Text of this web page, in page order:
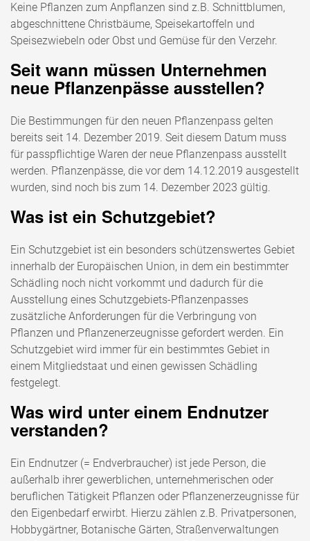
Keine Pflanzen zum Anpflanzen sind z.B. Schnittblumen,
abgeschnittene Christbäume, Speisekartoffeln und
Speisezwiebeln oder Obst und Gemüse für den Verzehr.
Seit wann müssen Unternehmen
neue Pflanzenpässe ausstellen?
Die Bestimmungen für den neuen Pflanzenpass gelten
bereits seit 14. Dezember 2019. Seit diesem Datum muss
für passpflichtige Waren der neue Pflanzenpass ausstellt
werden. Pflanzenpässe, die vor dem 14.12.2019 ausgestellt
wurden, sind noch bis zum 14. Dezember 2023 gültig.
Was ist ein Schutzgebiet?
Ein Schutzgebiet ist ein besonders schützenswertes Gebiet
innerhalb der Europäischen Union, in dem ein bestimmter
Schädling noch nicht vorkommt und dadurch für die
Ausstellung eines Schutzgebiets-Pflanzenpasses
zusätzliche Anforderungen für die Verbringung von
Pflanzen und Pflanzenerzeugnisse gefordert werden. Ein
Schutzgebiet wird immer für ein bestimmtes Gebiet in
einem Mitgliedstaat und einen gewissen Schädling
festgelegt.
Was wird unter einem Endnutzer
verstanden?
Ein Endnutzer (= Endverbraucher) ist jede Person, die
außerhalb ihrer gewerblichen, unternehmerischen oder
beruflichen Tätigkeit Pflanzen oder Pflanzenerzeugnisse für
den Eigenbedarf erwirbt. Hierzu zählen z.B. Privatpersonen,
Hobbygärtner, Botanische Gärten, Straßenverwaltungen